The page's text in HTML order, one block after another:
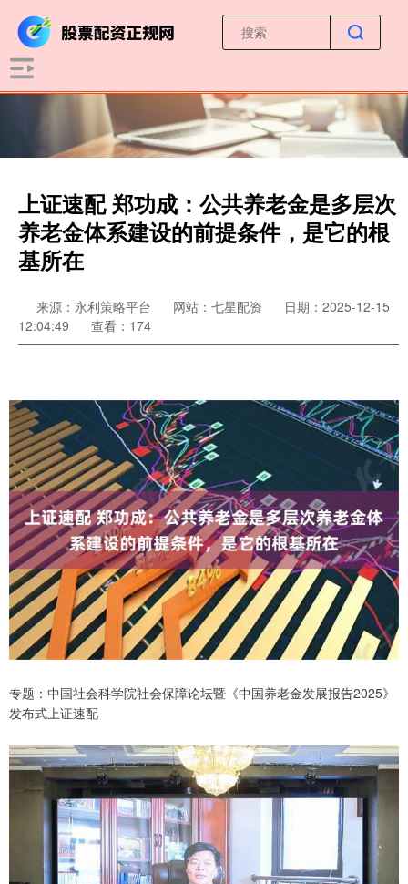
上证速配 郑功成：公共养老金是多层次
养老金体系建设的前提条件，是它的根
基所在
来源：永利策略平台 网站：七星配资
日期：2025-12-15
12:04:49
查看：174
专题：中国社会科学院社会保障论坛暨《中国养老金发展报告2025》
发布式上证速配